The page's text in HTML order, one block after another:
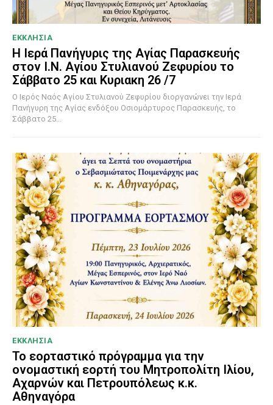
ΕΚΚΛΗΣΙΑ
Η Ιερά Πανήγυρις της Αγίας Παρασκευής
στον Ι.Ν. Αγίου Στυλιανού Ζεφυρίου το
Σάββατο 25 και Κυριακη 26 /7
Ο Ιερός Ναός Αγίου Στυλιανού Ζεφυρίου διοργανώνει την Ιερά
Πανήγυρη της Αγίας ενδόξου Οσιομάρτυρος Παρασκευής, το
Σάββατο 25...
ΕΚΚΛΗΣΙΑ
Το εορταστικό πρόγραμμα για την
ονομαστική εορτή του Μητροπολίτη Ιλίου,
Αχαρνών και Πετρουπόλεως κ.κ.
Αθηναγόρα